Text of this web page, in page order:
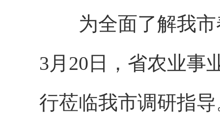
为全面了解我市
3月20日，省农业事
行莅临我市调研指